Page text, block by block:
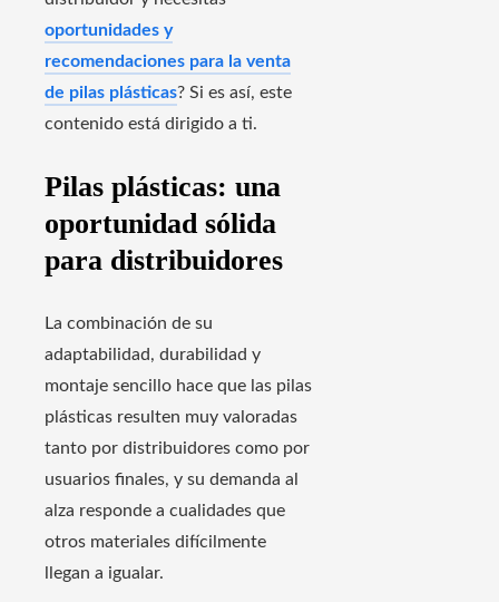
oportunidades y
recomendaciones para la venta
de pilas plásticas? Si es así, este
contenido está dirigido a ti.
Pilas plásticas: una
oportunidad sólida
para distribuidores
La combinación de su
adaptabilidad, durabilidad y
montaje sencillo hace que las pilas
plásticas resulten muy valoradas
tanto por distribuidores como por
usuarios finales, y su demanda al
alza responde a cualidades que
otros materiales difícilmente
llegan a igualar.